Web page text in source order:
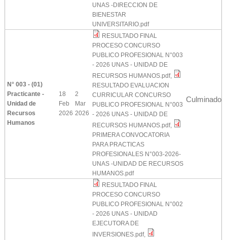
UNAS -DIRECCION DE
BIENESTAR
UNIVERSITARIO.pdf
N° 003 - (01)
Practicante -
Unidad de
Recursos
Humanos
18
Feb
2026
2
Mar
2026
RESULTADO FINAL
PROCESO CONCURSO
PUBLICO PROFESIONAL N°003
- 2026 UNAS - UNIDAD DE
RECURSOS HUMANOS.pdf,
RESULTADO EVALUACION
CURRICULAR CONCURSO
PUBLICO PROFESIONAL N°003
- 2026 UNAS - UNIDAD DE
RECURSOS HUMANOS.pdf,
PRIMERA CONVOCATORIA
PARA PRACTICAS
PROFESIONALES N°003-2026-
UNAS -UNIDAD DE RECURSOS
HUMANOS.pdf
Culminado
RESULTADO FINAL
PROCESO CONCURSO
PUBLICO PROFESIONAL N°002
- 2026 UNAS - UNIDAD
EJECUTORA DE
INVERSIONES.pdf,